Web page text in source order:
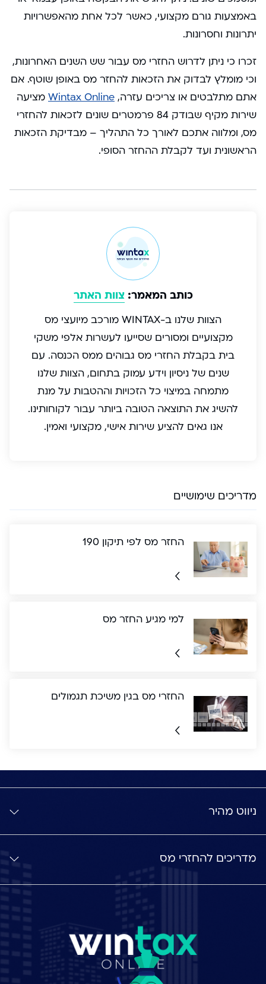
באמצעות גורם מקצועי, כאשר לכל אחת מהאפשרויות
יתרונות וחסרונות.
זכרו כי ניתן לדרוש החזרי מס עבור שש השנים האחרונות,
וכי מומלץ לבדוק את הזכאות להחזר מס באופן שוטף. אם
אתם מתלבטים או צריכים עזרה, Wintax Online מציעה
שירות מקיף שבודק 84 פרמטרים שונים לזכאות להחזרי
מס, ומלווה אתכם לאורך כל התהליך – מבדיקת הזכאות
הראשונית ועד לקבלת ההחזר הסופי.
כותב המאמר: צוות האתר
הצוות שלנו ב-WINTAX מורכב מיועצי מס
מקצועיים ומסורים שסייעו לעשרות אלפי משקי
בית בקבלת החזרי מס גבוהים ממס הכנסה. עם
שנים של ניסיון וידע עמוק בתחום, הצוות שלנו
מתמחה במיצוי כל הזכויות וההטבות על מנת
להשיג את התוצאה הטובה ביותר עבור לקוחותינו.
אנו גאים להציע שירות אישי, מקצועי ואמין.
מדריכים שימושיים
החזר מס לפי תיקון 190
למי מגיע החזר מס
החזרי מס בגין משיכת תגמולים
ניווט מהיר
מדריכים להחזרי מס